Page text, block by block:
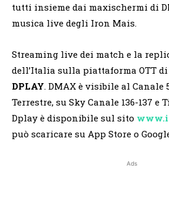
tutti insieme dai maxischermi di
musica live degli Iron Mais.
Streaming live dei match e la
dell’Italia sulla piattaforma OTT
DPLAY. DMAX è visibile al Canale
Terrestre, su Sky Canale 136-137 e
Dplay è disponibile sul sito
può scaricare su App Store o
Ads